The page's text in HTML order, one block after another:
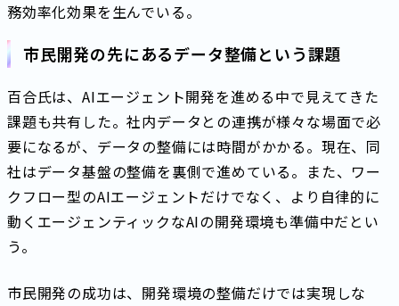
務効率化効果を生んでいる。
市民開発の先にあるデータ整備という課題
百合氏は、AIエージェント開発を進める中で見えてきた
課題も共有した。社内データとの連携が様々な場面で必
要になるが、データの整備には時間がかかる。現在、同
社はデータ基盤の整備を裏側で進めている。また、ワー
クフロー型のAIエージェントだけでなく、より自律的に
動くエージェンティックなAIの開発環境も準備中だとい
う。
市民開発の成功は、開発環境の整備だけでは実現しな